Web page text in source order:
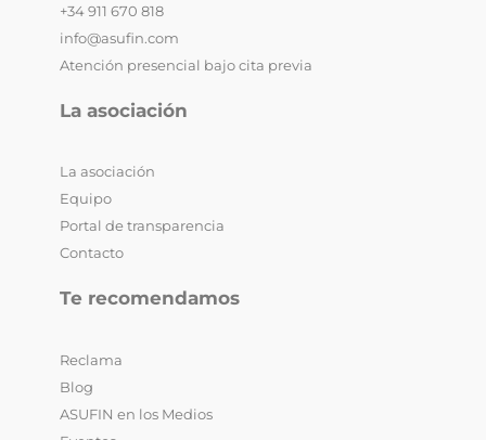
+34 911 670 818
info@asufin.com
Atención presencial bajo cita previa
La asociación
La asociación
Equipo
Portal de transparencia
Contacto
Te recomendamos
Reclama
Blog
ASUFIN en los Medios